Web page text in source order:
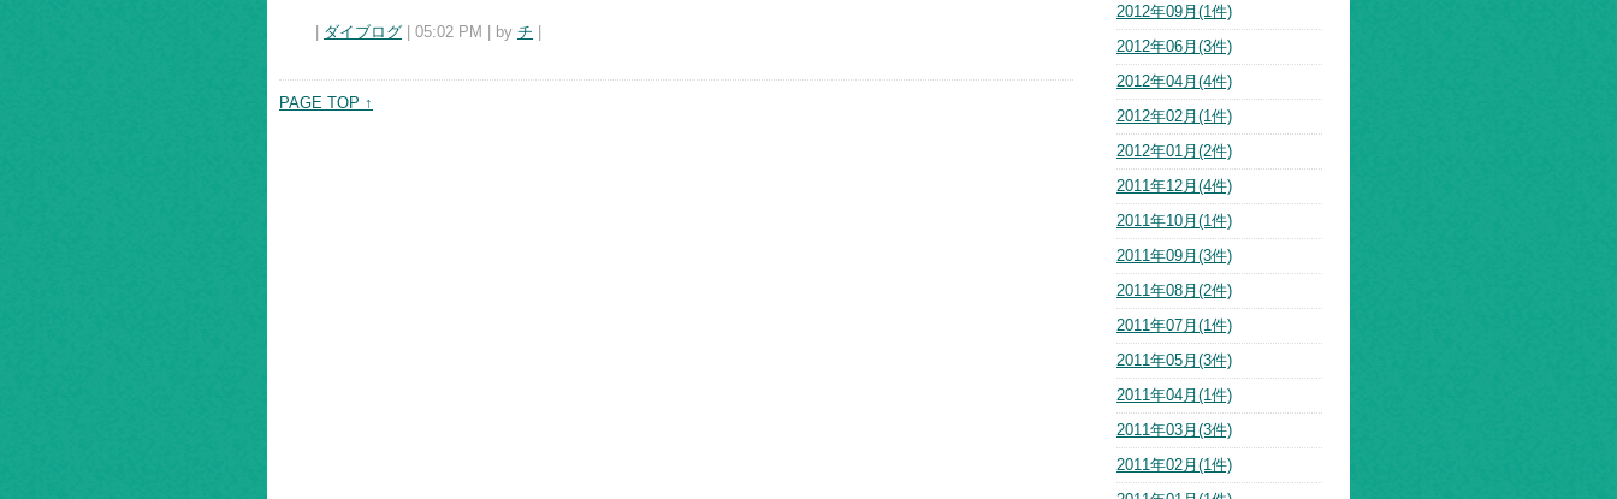
ダイブログ | 05:02 PM | by チ
PAGE TOP ↑
2012年09月(1件)
2012年06月(3件)
2012年04月(4件)
2012年02月(1件)
2012年01月(2件)
2011年12月(4件)
2011年10月(1件)
2011年09月(3件)
2011年08月(2件)
2011年07月(1件)
2011年05月(3件)
2011年04月(1件)
2011年03月(3件)
2011年02月(1件)